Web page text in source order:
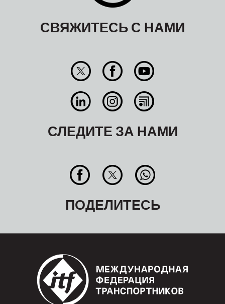
СВЯЖИТЕСЬ С НАМИ
СЛЕДИТЕ ЗА НАМИ
ПОДЕЛИТЕСЬ